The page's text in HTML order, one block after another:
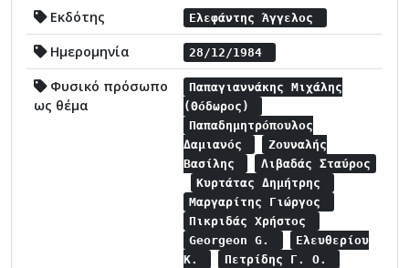
Εκδότης Ελεφάντης Άγγελος
Ημερομηνία 28/12/1984
Φυσικό πρόσωπο
ως θέμα
Παπαγιαννάκης Μιχάλης
(Θόδωρος)
Παπαδημητρόπουλος
Δαμιανός
Ζουναλής
Βασίλης
Λιβαδάς Σταύρος
Κυρτάτας Δημήτρης
Μαργαρίτης Γιώργος
Πικριδάς Χρήστος
Georgeon G.
Ελευθερίου
Κ.
Πετρίδης Γ. Ο.